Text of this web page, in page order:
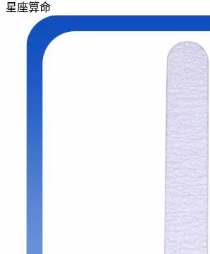
星座算命